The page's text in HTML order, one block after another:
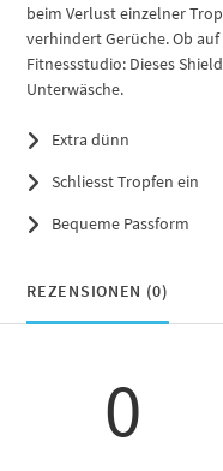
beim Verlust einzelner
verhindert Gerüche. Ob
Fitnessstudio: Dieses
Unterwäsche.
Extra dünn
Schliesst Tropfen ein
Bequeme Passform
REZENSIONEN (0)
0